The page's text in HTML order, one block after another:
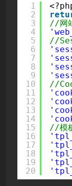
1
2
3
4
5
6
7
8
9
10
11
12
13
14
15
16
17
18
19
20
//网
//
//
//模